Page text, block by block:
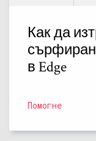
Как да
в Edge
Помогне